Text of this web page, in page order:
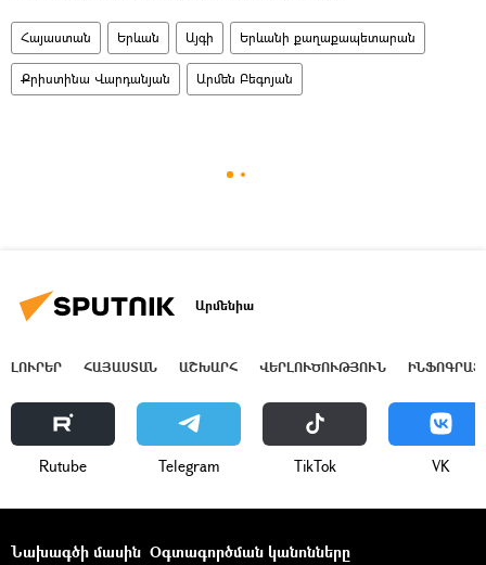
Հայաստան Երևան Այգի Երևանի քաղաքապետարան
Քրիստինա Վարդանյան Արմեն Բեգոյան
Արմենիա
ԼՈՒՐԵՐ ՀԱՅԱՍՏԱՆ ԱՇԽԱՐՀ ՎԵՐԼՈՒԾՈՒԹՅՈՒՆ
Rutube Telegram ТikТоk VK
Նախագծի մասին Օգտագործման կանոնները